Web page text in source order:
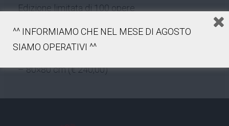
Edizione limitata di 100 opere
– 80×80 cm (€ 240,00)
^^ INFORMIAMO CHE NEL MESE DI AGOSTO
SIAMO OPERATIVI ^^